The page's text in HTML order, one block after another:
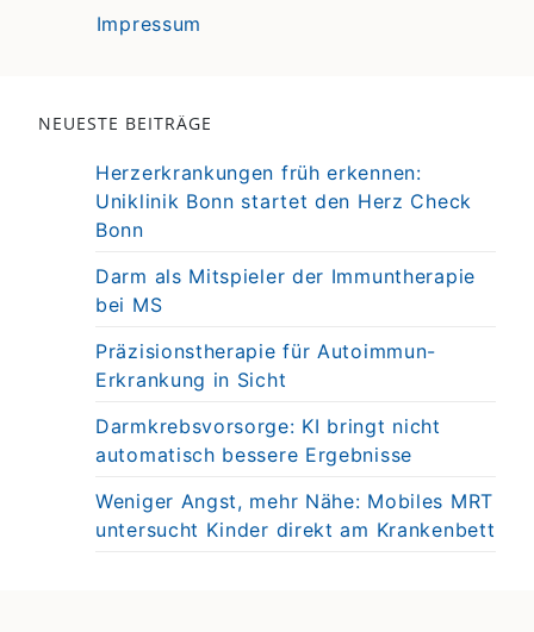
Impressum
NEUESTE BEITRÄGE
Herzerkrankungen früh erkennen:
Uniklinik Bonn startet den Herz Check
Bonn
Darm als Mitspieler der Immuntherapie
bei MS
Präzisionstherapie für Autoimmun-
Erkrankung in Sicht
Darmkrebsvorsorge: KI bringt nicht
automatisch bessere Ergebnisse
Weniger Angst, mehr Nähe: Mobiles MRT
untersucht Kinder direkt am Krankenbett